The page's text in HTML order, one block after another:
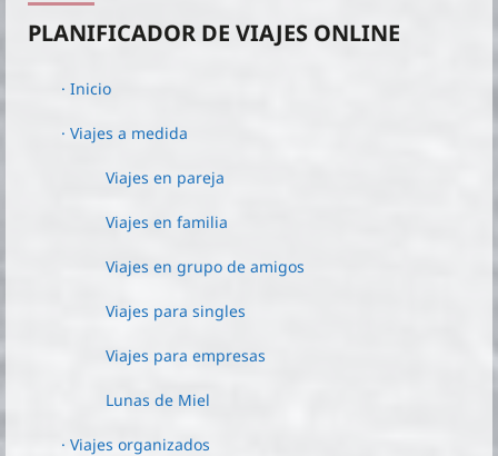
PLANIFICADOR DE VIAJES ONLINE
· Inicio
· Viajes a medida
Viajes en pareja
Viajes en familia
Viajes en grupo de amigos
Viajes para singles
Viajes para empresas
Lunas de Miel
· Viajes organizados